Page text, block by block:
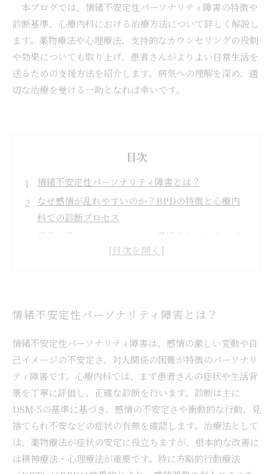
本ブログでは、情緒不安定性パーソナリティ障害の特徴や
診断基準、心療内科における治療方法について詳しく解説し
ます。薬物療法や心理療法、支持的なカウンセリングの役割
や効果についても取り上げ、患者さんがよりよい日常生活を
送るための支援方法を紹介します。病気への理解を深め、適
切な治療を受ける一助となれば幸いです。
目次
情緒不安定性パーソナリティ障害とは？
なぜ感情が乱れやすいのか？BPDの特徴と心療内
科での診断プロセス
日常に潜むBPDのサイン——見逃さないためのポ
支持的精神療法がもたらす安心感と回復への道
の気づき
情緒不安定性パーソナリティ障害 まとめ
情緒不安定性パーソナリティ障害とは？
情緒不安定性パーソナリティ障害は、感情の激しい変動や自
己イメージの不安定さ、対人関係の困難が特徴のパーソナリ
ティ障害です。心療内科では、まず患者さんの症状や生活背
景を丁寧に評価し、正確な診断を行います。診断は主に
DSM-5の基準に基づき、感情の不安定さや衝動的な行動、見
捨てられ不安などの症状の有無を確認します。治療法として
は、薬物療法が症状の安定に役立ちますが、根本的な改善に
は精神療法・心理療法が重要です。特に方略的行動療法